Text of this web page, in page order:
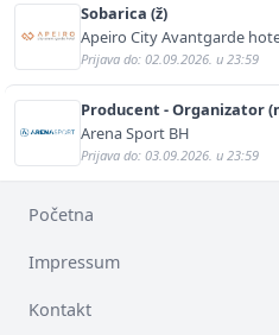
Sobarica (ž)
Apeiro City Avantgarde
Prijava do: 02.09.2026. u 23:59
Producent - Organizator
Arena Sport BH
Prijava do: 03.09.2026. u 23:59
Početna
Impressum
Kontakt